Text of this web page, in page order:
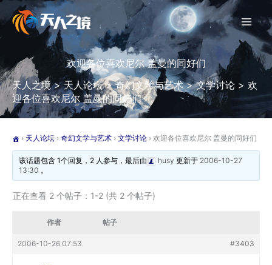
欢迎各位喜欢尼尔 盖曼的同好们
天人之境>天人论坛>奇幻文学与艺术>文学讨论 > 欢
迎各位喜欢尼尔 盖曼的同好们
› 天人论坛 › 奇幻文学与艺术 › 文学讨论 › 欢迎各位喜欢尼尔 盖曼的同好们
该话题包含 1个回复，2 人参与，最后由 husy 更新于 2006-10-27
13:30 。
正在查看 2 个帖子：1-2 (共 2 个帖子)
作者 帖子
2006-10-26 07:53 #3403